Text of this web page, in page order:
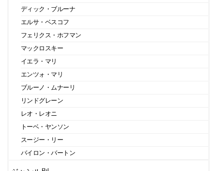
ディック・ブルーナ
エルサ・ベスコフ
フェリクス・ホフマン
マックロスキー
イエラ・マリ
エンツォ・マリ
ブルーノ・ムナーリ
リンドグレーン
レオ・レオニ
トーベ・ヤンソン
スージー・リー
バイロン・バートン